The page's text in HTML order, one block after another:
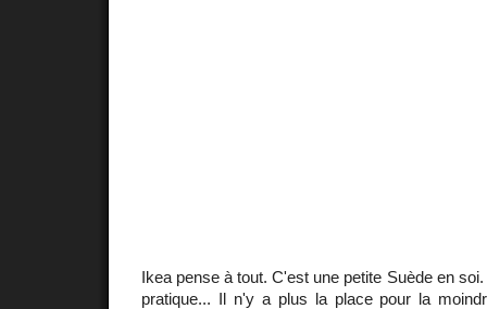
Ikea pense à tout. C'est une petite Suède en
pratique... Il n'y a plus la place pour la